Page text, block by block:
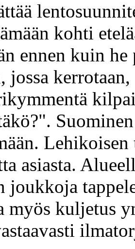
kohti
ennen kuin
jossa
asiasta.
joukkoja
myös kuljetus